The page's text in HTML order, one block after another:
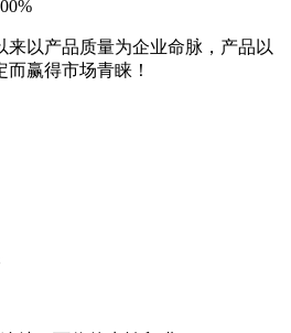
来以产品质量为企业命脉，产品以
赢得市场青睐！